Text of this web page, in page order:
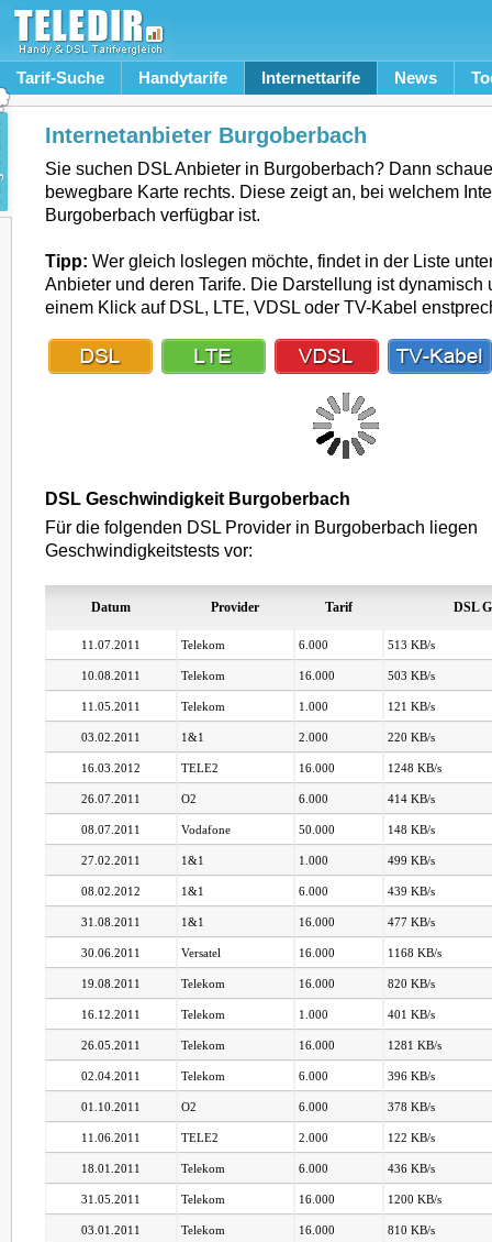
Tarif-Suche Handytarife Internettarife News
Internetanbieter Burgoberbach
Sie suchen DSL Anbieter in Burgoberbach? Dann
bewegbare Karte rechts. Diese zeigt an, bei welchem
Burgoberbach verfügbar ist.
Tipp: Wer gleich loslegen möchte, findet in der Liste
Anbieter und deren Tarife. Die Darstellung ist dynamisch
einem Klick auf DSL, LTE, VDSL oder TV-Kabel
DSL Geschwindigkeit Burgoberbach
Für die folgenden DSL Provider in Burgoberbach liegen
Geschwindigkeitstests vor:
Datum Provider Tarif DSL
11.07.2011 Telekom 6.000 513 KB/s
10.08.2011 Telekom 16.000 503 KB/s
11.05.2011 Telekom 1.000 121 KB/s
03.02.2011 1&1 2.000 220 KB/s
16.03.2012 TELE2 16.000 1248 KB/s
26.07.2011 O2 6.000 414 KB/s
08.07.2011 Vodafone 50.000 148 KB/s
27.02.2011 1&1 1.000 499 KB/s
08.02.2012 1&1 6.000 439 KB/s
31.08.2011 1&1 16.000 477 KB/s
30.06.2011 Versatel 16.000 1168 KB/s
19.08.2011 Telekom 16.000 820 KB/s
16.12.2011 Telekom 1.000 401 KB/s
26.05.2011 Telekom 16.000 1281 KB/s
02.04.2011 Telekom 6.000 396 KB/s
01.10.2011 O2 6.000 378 KB/s
11.06.2011 TELE2 2.000 122 KB/s
18.01.2011 Telekom 6.000 436 KB/s
31.05.2011 Telekom 16.000 1200 KB/s
03.01.2011 Telekom 16.000 810 KB/s